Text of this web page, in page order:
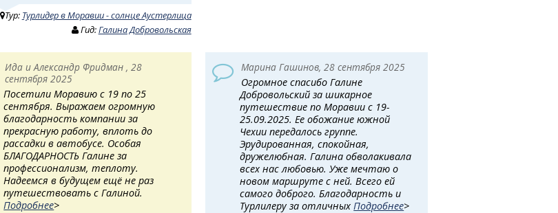
Тур: Турлидер в Моравии - солнце Аустерлица
Гид:Галина Добровольская
Ида и Александр Фридман , 28
сентября 2025
Посетили Моравию с 19 по 25
сентября. Выражаем огромную
благодарность компании за
прекрасную работу, вплоть до
рассадки в автобусе. Особая
БЛАГОДАРНОСТЬ Галине за
профессионализм, теплоту.
Надеемся в будущем ещё не раз
путешествовать с Галиной.
Подробнее>
Марина Гашинов, 28 сентября 2025
Огромное спасибо Галине
Добровольский за шикарное
путешествие по Моравии с 19-
25.09.2025. Ее обожание южной
Чехии передалось группе.
Эрудированная, спокойная,
дружелюбная. Галина обволакивала
всех нас любовью. Уже мечтаю о
новом маршруте с ней. Всего ей
самого доброго. Благодарность и
Турлилеру за отличных Подробнее>